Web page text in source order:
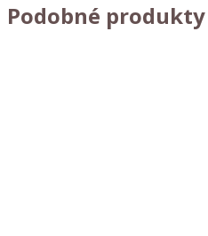
Podobné produkty